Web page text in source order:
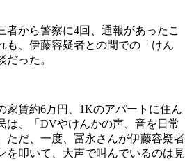
から警察に4回、通報があったこ
も、伊藤容疑者との間での「けん
った。
賃約6万円、1Kのアパートに住ん
は、「DVやけんかの声、音を日常
ただ、一度、冨永さんが伊藤容疑者
を叩いて、大声で叫んでいるのは見